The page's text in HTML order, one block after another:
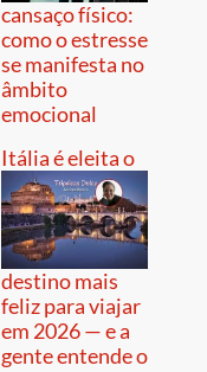
cansaço físico:
como o estresse
se manifesta no
âmbito
emocional
Itália é eleita o
destino mais
feliz para viajar
em 2026 — e a
gente entende o